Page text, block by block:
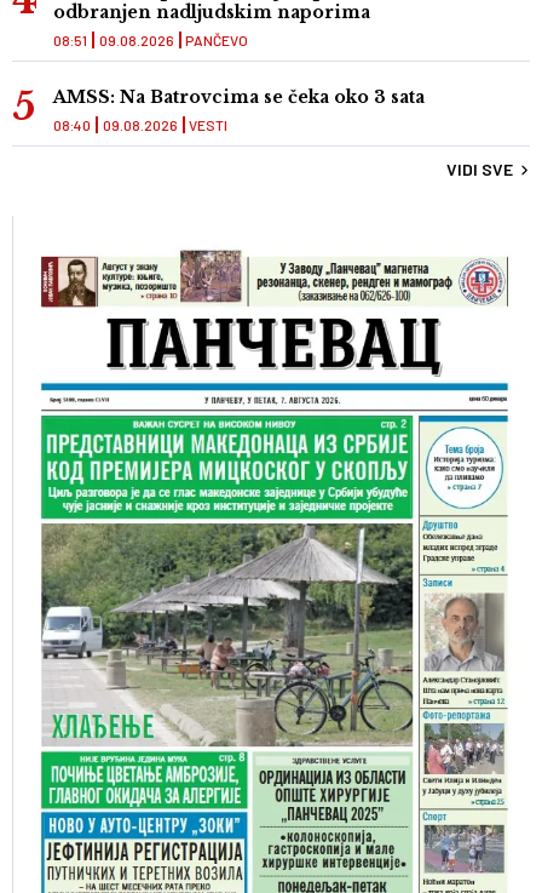
odbranjen nadljudskim naporima
PANČEVO
08:51 09.08.2026
AMSS: Na Batrovcima se čeka oko 3 sata
VESTI
08:40 09.08.2026
VIDI SVE